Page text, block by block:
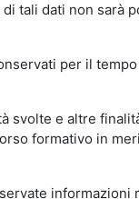
tali dati non sarà
per il
svolte e altre
formativo in
informazioni